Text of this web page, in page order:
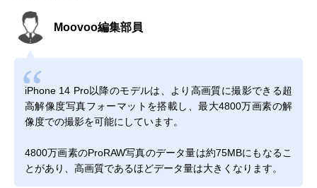
Moovoo編集部員
iPhone 14 Pro以降のモデルは、より高画質に撮影できる超
高解像度写真フォーマットを搭載し、最大4800万画素の解
像度での撮影を可能にしています。
4800万画素のProRAW写真のデータ量は約75MBにもなるこ
とがあり、高画質であるほどデータ量は大きくなります。